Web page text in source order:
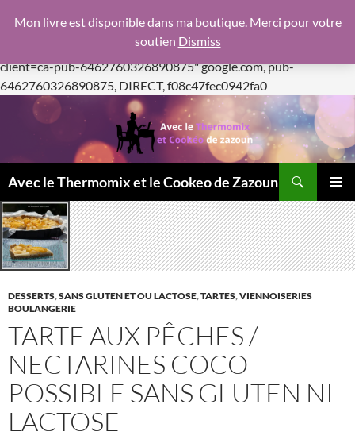
f08c47fec0942fa0
https://pagead2.googlesyndication.com/pagead/js/
client=ca-pub-6462760326890875"google.com, pub-
6462760326890875, DIRECT, f08c47fec0942fa0Aller
au
contenu
Avec le Thermomix et le Cookeo de Zazoun
MENU
DESSERTS,SANS GLUTEN ET OU LACTOSE,TARTES,VIENNOISERIES
BOULANGERIE
TARTE AUX PÊCHES /
NECTARINES COCO
POSSIBLE SANS GLUTEN NI
LACTOSE
Mon livre est disponible dans ma boutique. Merci pour votre
soutien Dismiss